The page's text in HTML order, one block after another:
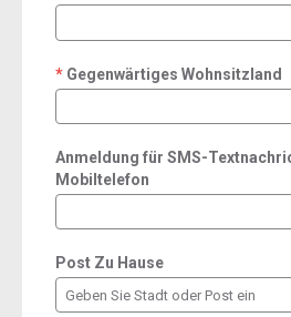
Gegenwärtiges Wohnsitzland
required
Anmeldung für SMS-
Mobiltelefon
Post Zu Hause
Geben Sie Stadt oder Post ein